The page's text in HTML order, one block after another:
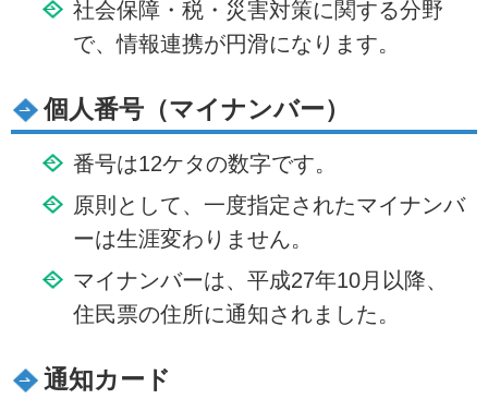
社会保障・税・災害対策に関する分野
で、情報連携が円滑になります。
個人番号（マイナンバー）
番号は12ケタの数字です。
原則として、一度指定されたマイナンバ
ーは生涯変わりません。
マイナンバーは、平成27年10月以降、
住民票の住所に通知されました。
通知カード